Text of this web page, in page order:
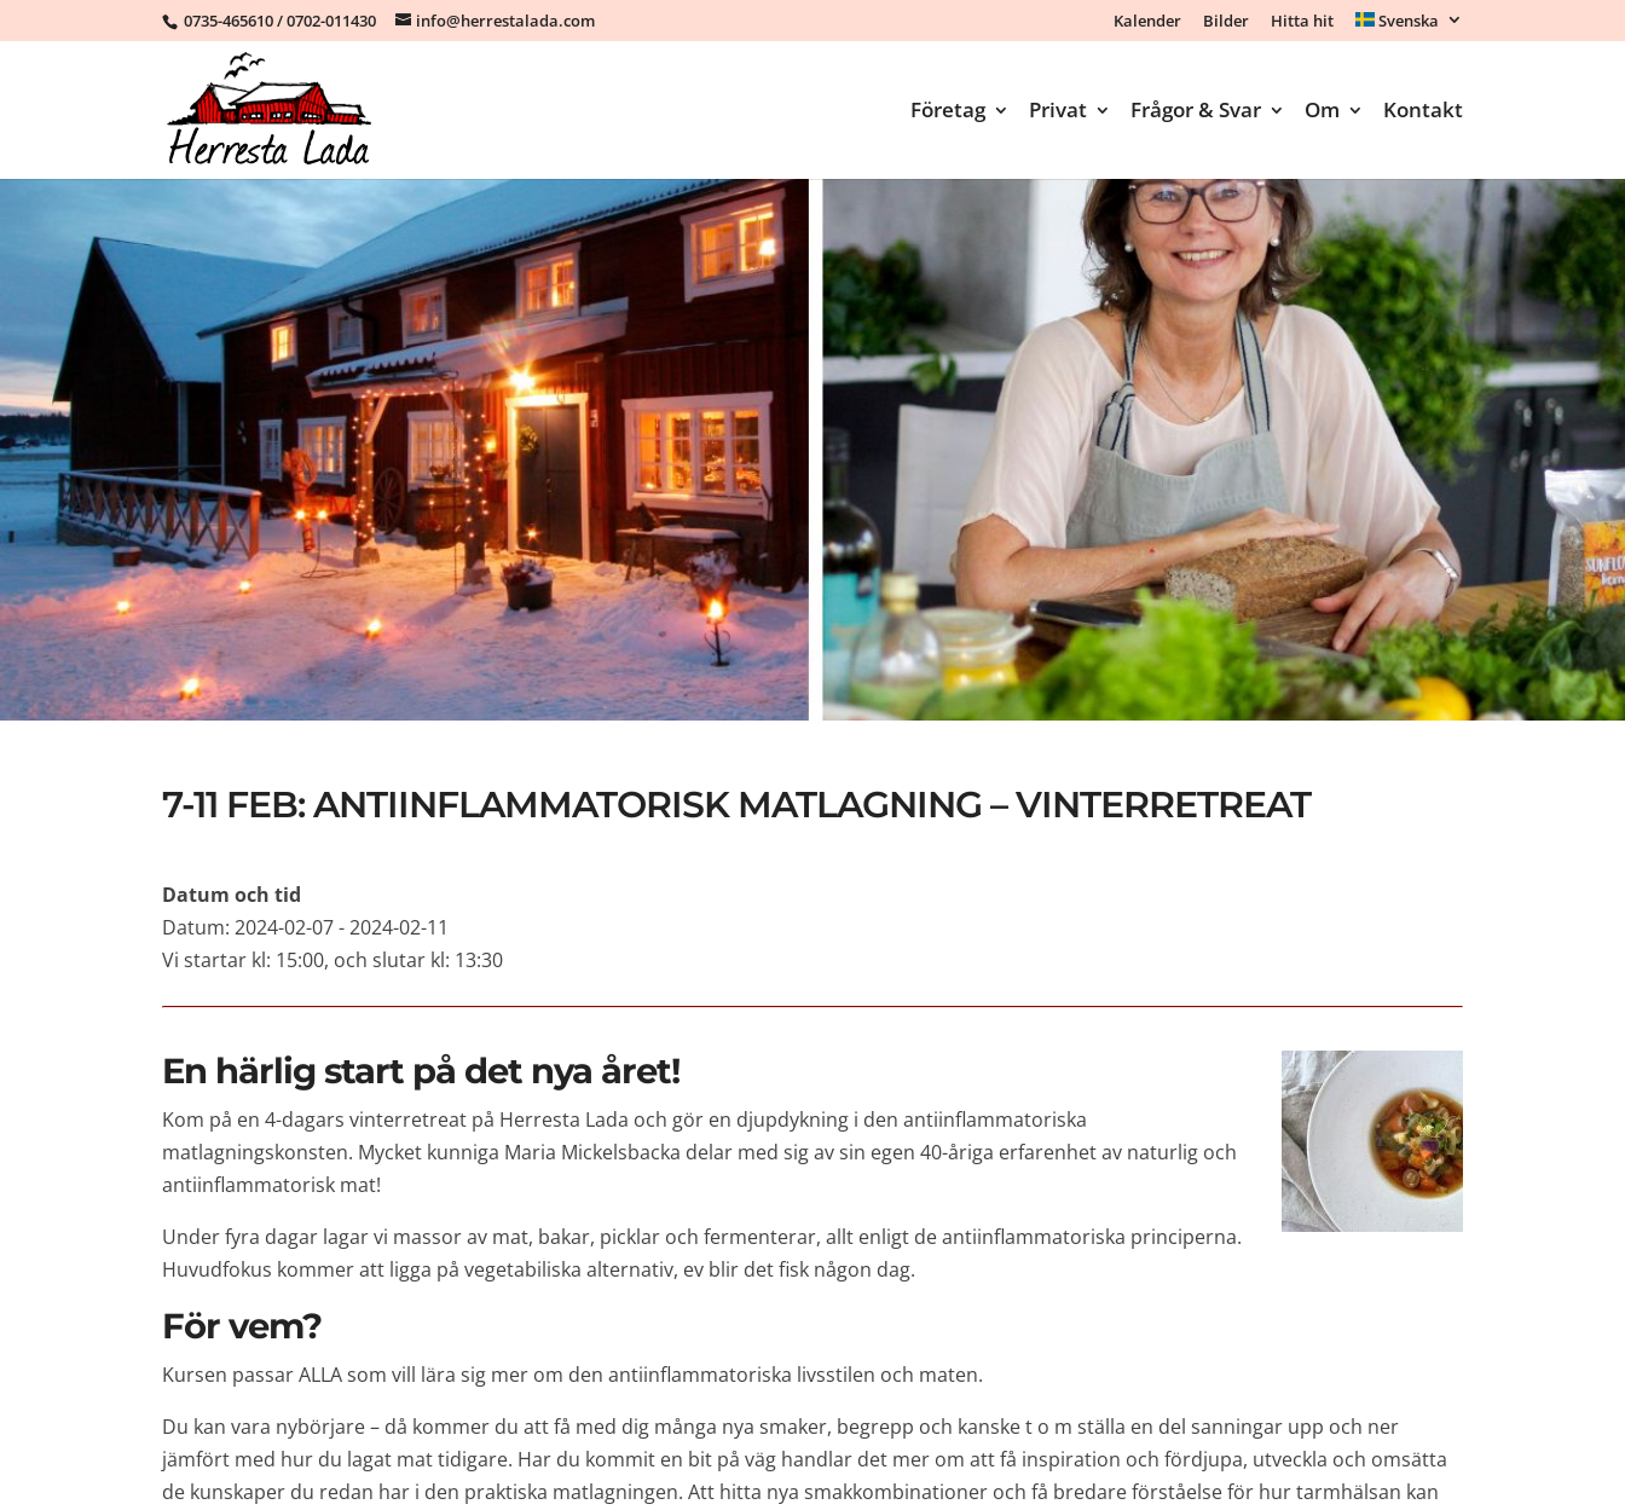
0735-465610/0702-011430 info@herrestalada.com Kalender Bilder Hitta hit Svenska
Företag Privat Frågor & Svar Om Kontakt
7-11 FEB: ANTIINFLAMMATORISK MATLAGNING – VINTERRETREAT
Datum och tid
Datum: 2024-02-07 - 2024-02-11
Vi startar kl: 15:00, och slutar kl: 13:30
En härlig start på det nya året!
Kom på en 4-dagars vinterretreat på Herresta Lada och gör en djupdykning i den antiinflammatoriska
matlagningskonsten. Mycket kunniga Maria Mickelsbacka delar med sig av sin egen 40-åriga erfarenhet av naturlig och
antiinflammatorisk mat!
Under fyra dagar lagar vi massor av mat, bakar, picklar och fermenterar, allt enligt de antiinflammatoriska principerna.
Huvudfokus kommer att ligga på vegetabiliska alternativ, ev blir det fisk någon dag.
För vem?
Kursen passar ALLA som vill lära sig mer om den antiinflammatoriska livsstilen och maten.
Du kan vara nybörjare – då kommer du att få med dig många nya smaker, begrepp och kanske t o m ställa en del sanningar upp och ner
jämfört med hur du lagat mat tidigare. Har du kommit en bit på väg handlar det mer om att få inspiration och fördjupa, utveckla och omsätta
de kunskaper du redan har i den praktiska matlagningen. Att hitta nya smakkombinationer och få bredare förståelse för hur tarmhälsan kan